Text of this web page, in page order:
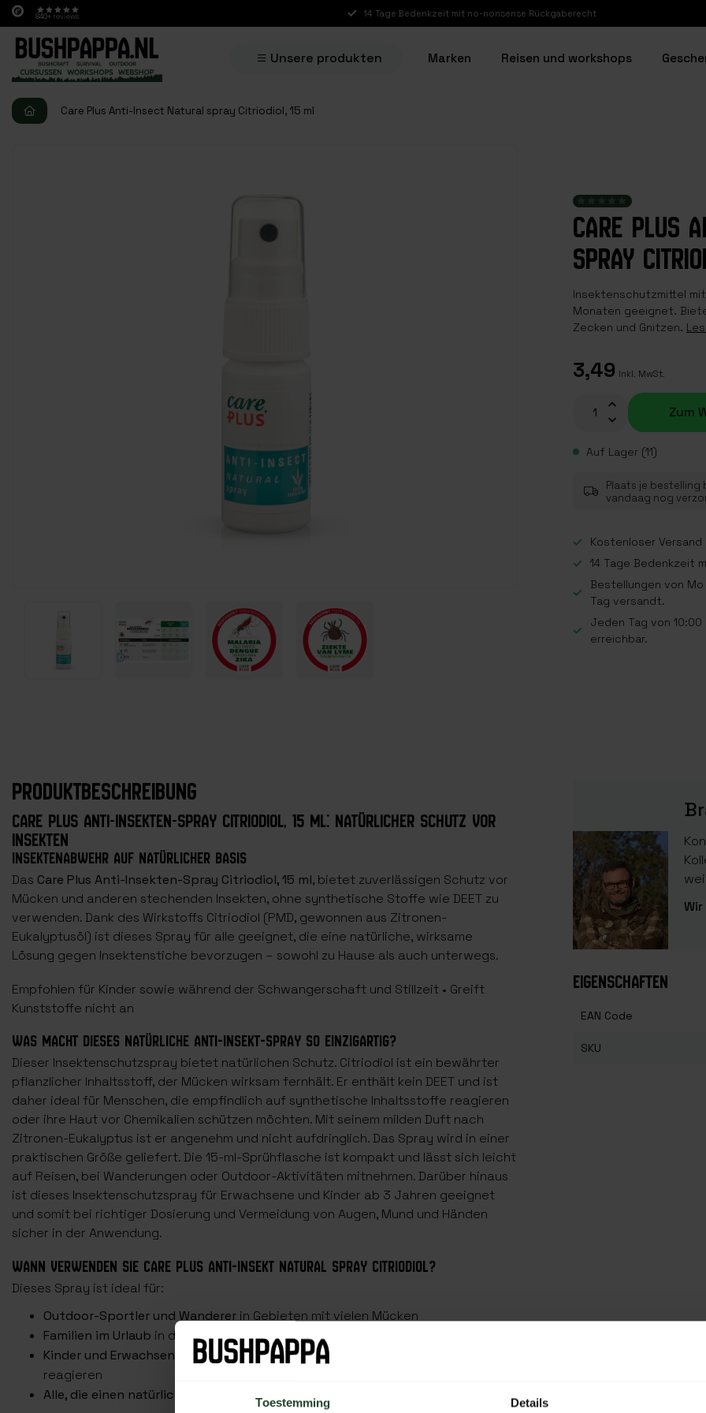
Toestemming Details
840+ reviews Bestellungen von Mo bis Fr vor 17:00 Uhr werden noch am selben Tag versandt.
Unsere produkten Marken Reisen und workshops
Care Plus Anti-Insect Natural spray Citriodiol, 15 ml
CARE PLUS
SPRAY
Insektenschutzmittel mit
Monaten geeignet.
Zecken und Gnitzen.
3,49 Inkl. MwSt.
Zum
Auf Lager (11)
Plaats je bestelling
vandaag nog
Kostenloser Versand
14 Tage Bedenkzeit
Bestellungen von
Tag versandt.
Jeden Tag von
erreichbar.
PRODUKTBESCHREIBUNG
CARE PLUS ANTI-INSEKTEN-SPRAY CITRIODIOL, 15 ML: NATÜRLICHER SCHUTZ VOR
INSEKTEN
INSEKTENABWEHR AUF NATÜRLICHER BASIS
Das Care Plus Anti-Insekten-Spray Citriodiol, 15 ml, bietet zuverlässigen Schutz vor
Mücken und anderen stechenden Insekten, ohne synthetische Stoffe wie DEET zu
verwenden. Dank des Wirkstoffs Citriodiol (PMD, gewonnen aus Zitronen-
Eukalyptusöl) ist dieses Spray für alle geeignet, die eine natürliche, wirksame
Lösung gegen Insektenstiche bevorzugen – sowohl zu Hause als auch unterwegs.
Empfohlen für Kinder sowie während der Schwangerschaft und Stillzeit • Greift
Kunststoffe nicht an
WAS MACHT DIESES NATÜRLICHE ANTI-INSEKT-SPRAY SO EINZIGARTIG?
Dieser Insektenschutzspray bietet natürlichen Schutz. Citriodiol ist ein bewährter
pflanzlicher Inhaltsstoff, der Mücken wirksam fernhält. Er enthält kein DEET und ist
daher ideal für Menschen, die empfindlich auf synthetische Inhaltsstoffe reagieren
oder ihre Haut vor Chemikalien schützen möchten. Mit seinem milden Duft nach
Zitronen-Eukalyptus ist er angenehm und nicht aufdringlich. Das Spray wird in einer
praktischen Größe geliefert. Die 15-ml-Sprühflasche ist kompakt und lässt sich leicht
auf Reisen, bei Wanderungen oder Outdoor-Aktivitäten mitnehmen. Darüber hinaus
ist dieses Insektenschutzspray für Erwachsene und Kinder ab 3 Jahren geeignet
und somit bei richtiger Dosierung und Vermeidung von Augen, Mund und Händen
sicher in der Anwendung.
WANN VERWENDEN SIE CARE PLUS ANTI-INSEKT NATURAL SPRAY CITRIODIOL?
Dieses Spray ist ideal für:
Outdoor-Sportler und Wanderer in Gebieten mit vielen Mücken
Familien im Urlaub in den Niederlanden oder im Ausland
Kinder und Erwachsene
, die empfindlich auf chemische Insektenschutzmittel
reagieren
Alle, die einen natürlichen, wirksamen Insektenschutz suchen
EIGENSCHAFTEN
EAN Code
SKU